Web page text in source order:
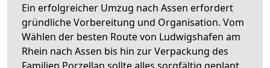
Ein erfolgreicher Umzug nach Assen erfordert
gründliche Vorbereitung und Organisation. Vom
Wählen der besten Route von Ludwigshafen am
Rhein nach Assen bis hin zur Verpackung des